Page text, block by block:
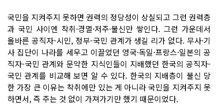
국민을 지켜주지 못하면 권력의 정당성이 상실되고 그런 권력층
과 국민 사이엔 착취·경멸·저주·불신만 쌓인다. 그런 가운데서
올바른 공직자-시민, 정부-국민 관계가 생길 리가 없다. 무사·기
사 집단이 나라를 세우고 이끌었던 영국·독일·프랑스·일본의 공
직자-국민 관계와 문약한 지식인들이 지배했던 한국의 공직자-
국민 관계를 비교해 보면 알 수 있다. 한국의 지배층이 불신 당
한 가장 큰 이유는 착취에만 있는 게 아니라 국민을 지켜주지 못
하면서, 즉 주는 것 없이 가져가기만 했기 때문이었다.